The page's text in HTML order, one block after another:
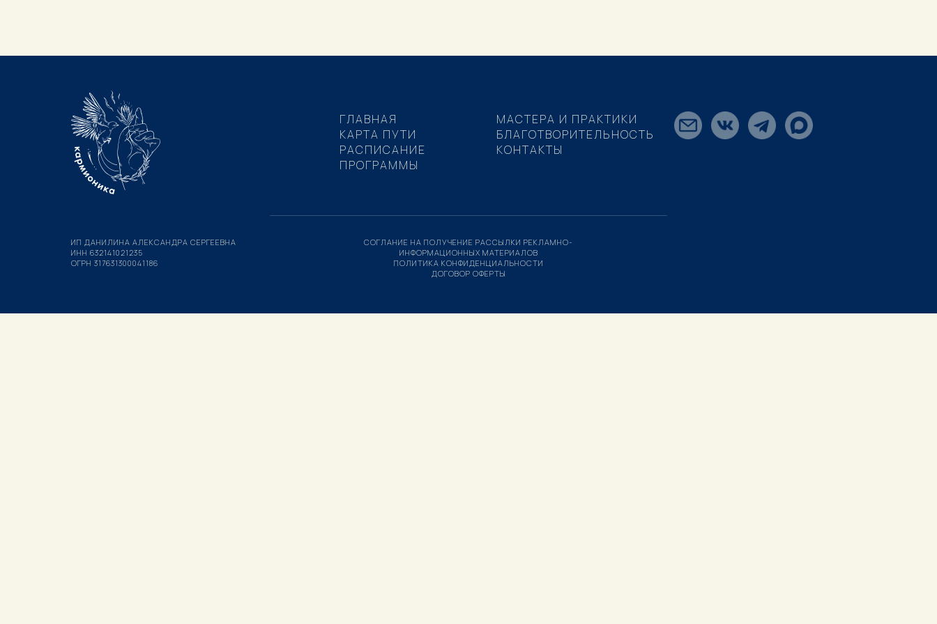
ГЛАВНАЯ
КАРТА ПУТИ
РАСПИСАНИЕ
ПРОГРАММЫ
МАСТЕРА И ПРАКТИКИ
БЛАГОТВОРИТЕЛЬНОСТЬ
КОНТАКТЫ
ИП ДАНИЛИНА АЛЕКСАНДРА СЕРГЕЕВНА
ИНН 632141021235
ОГРН 317631300041186
СОГЛАНИЕ НА ПОЛУЧЕНИЕ РАССЫЛКИ РЕКЛАМНО-
ИНФОРМАЦИОННЫХ МАТЕРИАЛОВ
ПОЛИТИКА КОНФИДЕНЦИАЛЬНОСТИ
ДОГОВОР ОФЕРТЫ